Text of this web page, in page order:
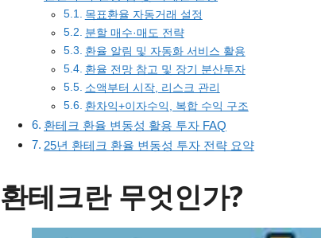
목표환율 자동거래 설정
분할 매수·매도 전략
환율 알림 및 자동화 서비스 활용
환율 전망 참고 및 장기 분산투자
소액부터 시작, 리스크 관리
환차익+이자수익, 복합 수익 구조
환테크 환율 변동성 활용 투자 FAQ
25년 환테크 환율 변동성 투자 전략 요약
환테크란 무엇인가?